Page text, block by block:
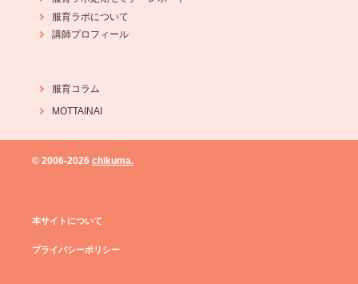
服育ラボについて
講師プロフィール
服育コラム
MOTTAINAI
© 2006-2026 chikuma.
本サイトについて
プライバシーポリシー